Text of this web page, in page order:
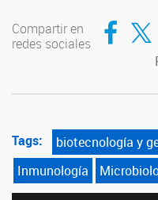
Compartir en
redes sociales
Compartir
Tags: biotecnología y
Inmunología